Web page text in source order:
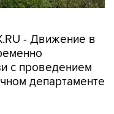
- Движение в
с проведением
департаменте